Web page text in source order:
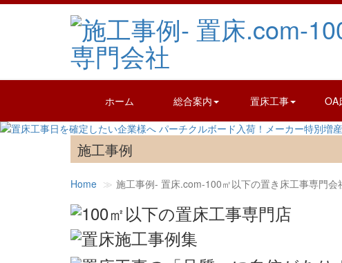
ホーム 総合案内 置床工事 OA
施工事例
Home 施工事例‐ 置床.com-100㎡以下の置き床工事専門会